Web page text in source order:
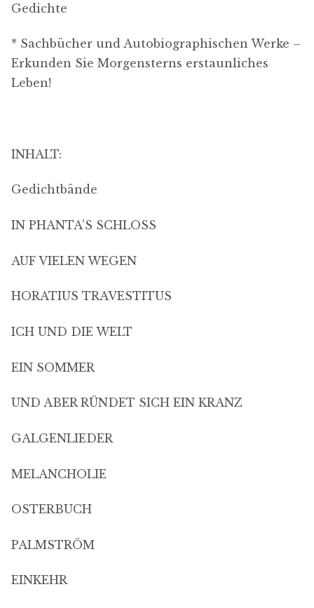
Gedichte
* Sachbücher und Autobiographischen Werke –
Erkunden Sie Morgensterns erstaunliches
Leben!
INHALT:
Gedichtbände
IN PHANTA’S SCHLOSS
AUF VIELEN WEGEN
HORATIUS TRAVESTITUS
ICH UND DIE WELT
EIN SOMMER
UND ABER RÜNDET SICH EIN KRANZ
GALGENLIEDER
MELANCHOLIE
OSTERBUCH
PALMSTRÖM
EINKEHR